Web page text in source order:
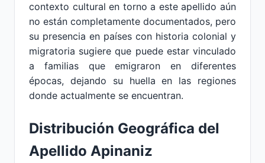
contexto cultural en torno a este apellido aún
no están completamente documentados, pero
su presencia en países con historia colonial y
migratoria sugiere que puede estar vinculado
a familias que emigraron en diferentes
épocas, dejando su huella en las regiones
donde actualmente se encuentran.
Distribución Geográfica del
Apellido Apinaniz